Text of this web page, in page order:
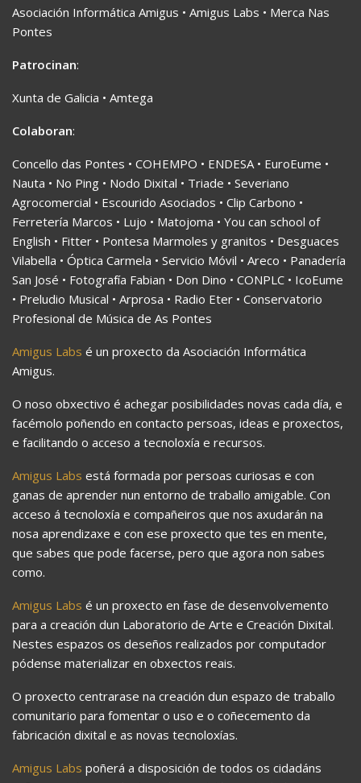
Asociación Informática Amigus • Amigus Labs • Merca Nas
Pontes
Patrocinan:
Xunta de Galicia • Amtega
Colaboran:
Concello das Pontes • COHEMPO • ENDESA • EuroEume •
Nauta • No Ping • Nodo Dixital • Triade • Severiano
Agrocomercial • Escourido Asociados • Clip Carbono •
Ferretería Marcos • Lujo • Matojoma • You can school of
English • Fitter • Pontesa Marmoles y granitos • Desguaces
Vilabella • Óptica Carmela • Servicio Móvil • Areco • Panadería
San José • Fotografía Fabian • Don Dino • CONPLC • IcoEume
• Preludio Musical • Arprosa • Radio Eter • Conservatorio
Profesional de Música de As Pontes
Amigus Labs é un proxecto da Asociación Informática
Amigus.
O noso obxectivo é achegar posibilidades novas cada día, e
facémolo poñendo en contacto persoas, ideas e proxectos,
e facilitando o acceso a tecnoloxía e recursos.
Amigus Labs está formada por persoas curiosas e con
ganas de aprender nun entorno de traballo amigable. Con
acceso á tecnoloxía e compañeiros que nos axudarán na
nosa aprendizaxe e con ese proxecto que tes en mente,
que sabes que pode facerse, pero que agora non sabes
como.
Amigus Labs é un proxecto en fase de desenvolvemento
para a creación dun Laboratorio de Arte e Creación Dixital.
Nestes espazos os deseños realizados por computador
pódense materializar en obxectos reais.
O proxecto centrarase na creación dun espazo de traballo
comunitario para fomentar o uso e o coñecemento da
fabricación dixital e as novas tecnoloxías.
Amigus Labs poñerá a disposición de todos os cidadáns